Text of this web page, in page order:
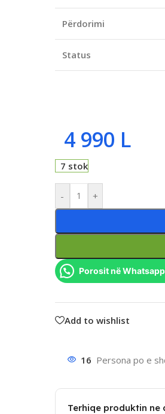
Përdorimi
Status
4 990 L
7 stok
- +
Porosit në
Add to wishlist
16 Persona po e
Terhiqe produktin ne